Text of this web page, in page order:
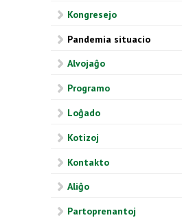
Kongresejo
Pandemia situacio
Alvojaĝo
Programo
Loĝado
Kotizoj
Kontakto
Aliĝo
Partoprenantoj